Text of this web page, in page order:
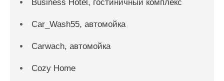
Business Hotel, гостиничный комплекс
Car_Wash55, автомойка
Carwach, автомойка
Cozy Home